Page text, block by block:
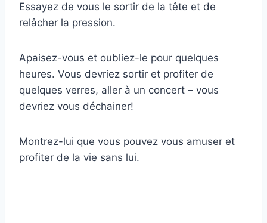
Essayez de vous le sortir de la tête et de
relâcher la pression.
Apaisez-vous et oubliez-le pour quelques
heures. Vous devriez sortir et profiter de
quelques verres, aller à un concert – vous
devriez vous déchainer!
Montrez-lui que vous pouvez vous amuser et
profiter de la vie sans lui.